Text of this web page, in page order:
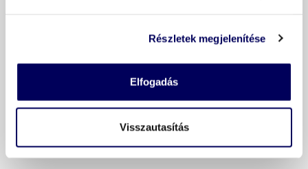
Részletek megjelenítése
Elfogadás
Visszautasítás
Ez az utazás 2026.01.21. 20:00 és 2026.09.20. 20:00 óra között
A szöveg és a kép módosításának jogát fenntartjuk.